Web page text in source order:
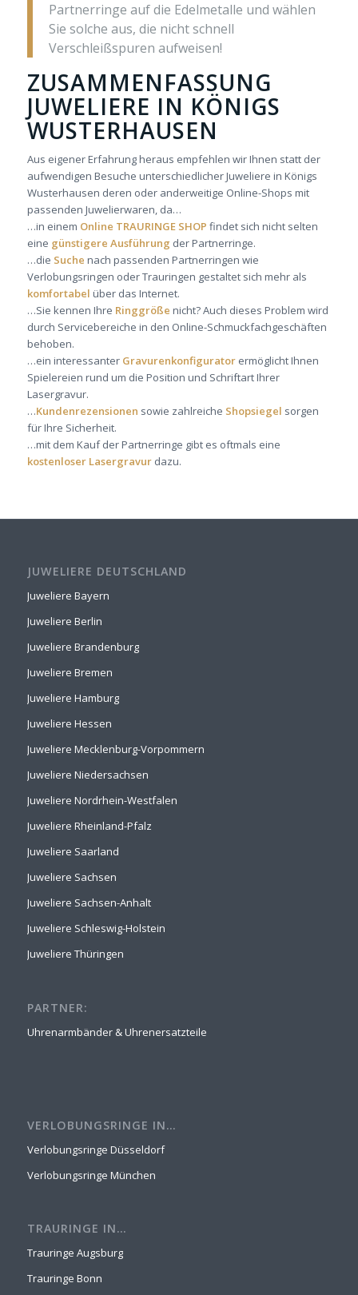
Partnerringe auf die Edelmetalle und wählen
Sie solche aus, die nicht schnell
Verschleißspuren aufweisen!
ZUSAMMENFASSUNG
JUWELIERE IN KÖNIGS
WUSTERHAUSEN
Aus eigener Erfahrung heraus empfehlen wir Ihnen statt der
aufwendigen Besuche unterschiedlicher Juweliere in Königs
Wusterhausen deren oder anderweitige Online-Shops mit
passenden Juwelierwaren, da…
…in einem Online TRAURINGE SHOP findet sich nicht selten
eine günstigere Ausführung der Partnerringe.
…die Suche nach passenden Partnerringen wie
Verlobungsringen oder Trauringen gestaltet sich mehr als
komfortabel über das Internet.
…Sie kennen Ihre Ringgröße nicht? Auch dieses Problem wird
durch Servicebereiche in den Online-Schmuckfachgeschäften
behoben.
…ein interessanter Gravurenkonfiguratorermöglicht Ihnen
Spielereien rund um die Position und Schriftart Ihrer
Lasergravur.
…Kundenrezensionen sowie zahlreiche Shopsiegel sorgen
für Ihre Sicherheit.
…mit dem Kauf der Partnerringe gibt es oftmals eine
kostenloser Lasergravurdazu.
JUWELIERE DEUTSCHLAND
Juweliere Bayern
Juweliere Berlin
Juweliere Brandenburg
Juweliere Bremen
Juweliere Hamburg
Juweliere Hessen
Juweliere Mecklenburg-Vorpommern
Juweliere Niedersachsen
Juweliere Nordrhein-Westfalen
Juweliere Rheinland-Pfalz
Juweliere Saarland
Juweliere Sachsen
Juweliere Sachsen-Anhalt
Juweliere Schleswig-Holstein
Juweliere Thüringen
PARTNER:
Uhrenarmbänder & Uhrenersatzteile
VERLOBUNGSRINGE IN…
Verlobungsringe Düsseldorf
Verlobungsringe München
TRAURINGE IN…
Trauringe Augsburg
Trauringe Bonn